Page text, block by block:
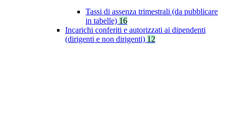
Tassi di assenza trimestrali (da pubblicare
in tabelle) 16
Incarichi conferiti e autorizzati ai dipendenti
(dirigenti e non dirigenti) 12